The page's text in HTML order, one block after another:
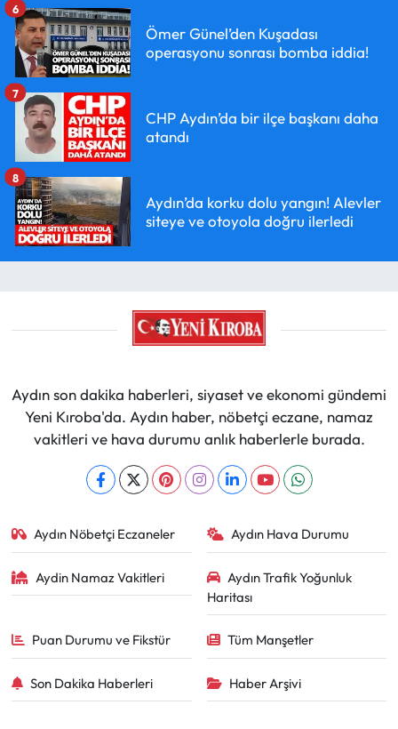
Ömer Günel’den Kuşadası
operasyonu sonrası bomba iddia!
6
CHP Aydın’da bir ilçe başkanı daha
atandı
7
Aydın’da korku dolu yangın! Alevler
siteye ve otoyola doğru ilerledi
8
Aydın son dakika haberleri, siyaset ve ekonomi gündemi
Yeni Kıroba'da. Aydın haber, nöbetçi eczane, namaz
vakitleri ve hava durumu anlık haberlerle burada.
Aydın Nöbetçi Eczaneler Aydın Hava Durumu
Aydin Namaz Vakitleri
Aydın Trafik Yoğunluk
Haritası
Puan Durumu ve Fikstür Tüm Manşetler
Son Dakika Haberleri Haber Arşivi